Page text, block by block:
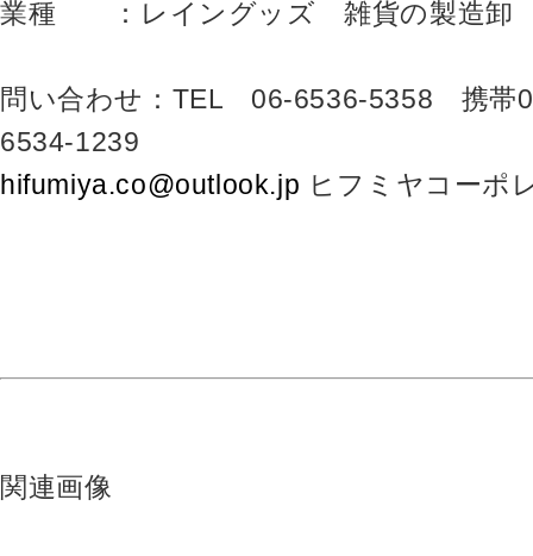
業種 ：レイングッズ 雑貨の製造卸
問い合わせ：TEL 06-6536-5358 携
6534-1239
hifumiya.co@outlook.jp ヒフミヤコーポ
関連画像